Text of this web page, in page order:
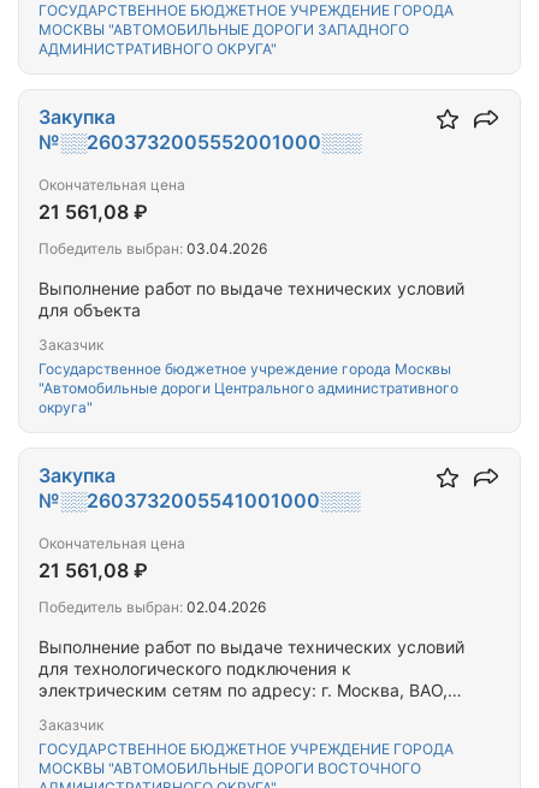
ГОСУДАРСТВЕННОЕ БЮДЖЕТНОЕ УЧРЕЖДЕНИЕ ГОРОДА
МОСКВЫ "АВТОМОБИЛЬНЫЕ ДОРОГИ ЗАПАДНОГО
АДМИНИСТРАТИВНОГО ОКРУГА"
Выполнение работ по выдаче технических условий
для объекта
Заказчик
Государственное бюджетное учреждение города Москвы
"Автомобильные дороги Центрального административного
округа"
Закупка
№░░2603732005552001000░░░
Окончательная цена
21 561,08 ₽
Победитель выбран: 03.04.2026
Выполнение работ по выдаче технических условий
для технологического подключения к
электрическим сетям по адресу: г. Москва, ВАО,
Заказчик
ГОСУДАРСТВЕННОЕ БЮДЖЕТНОЕ УЧРЕЖДЕНИЕ ГОРОДА
МОСКВЫ "АВТОМОБИЛЬНЫЕ ДОРОГИ ВОСТОЧНОГО
Закупка
№░░2603732005541001000░░░
Окончательная цена
21 561,08 ₽
Победитель выбран: 02.04.2026